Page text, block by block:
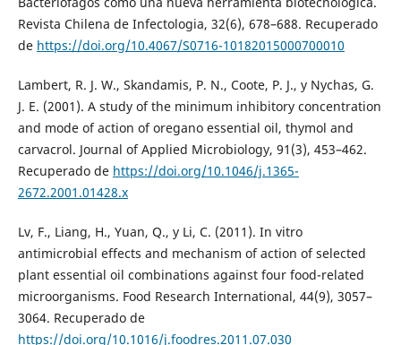
Revista Chilena de Infectologia, 32(6), 678–688. Recuperado
de https://doi.org/10.4067/S0716-10182015000700010
Lambert, R. J. W., Skandamis, P. N., Coote, P. J., y Nychas, G.
J. E. (2001). A study of the minimum inhibitory concentration
and mode of action of oregano essential oil, thymol and
carvacrol. Journal of Applied Microbiology, 91(3), 453–462.
Recuperado de https://doi.org/10.1046/j.1365-
2672.2001.01428.x
Lv, F., Liang, H., Yuan, Q., y Li, C. (2011). In vitro
antimicrobial effects and mechanism of action of selected
plant essential oil combinations against four food-related
microorganisms. Food Research International, 44(9), 3057–
3064. Recuperado de
https://doi.org/10.1016/j.foodres.2011.07.030